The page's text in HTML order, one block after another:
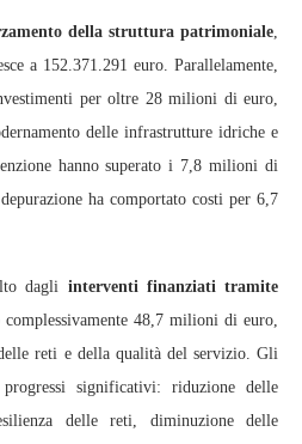
della struttura patrimoniale,
a 152.371.291 euro. Parallelamente,
per oltre 28 milioni di euro,
delle infrastrutture idriche e
hanno superato i 7,8 milioni di
ha comportato costi per 6,7
dagli interventi finanziati tramite
complessivamente 48,7 milioni di euro,
reti e della qualità del servizio. Gli
significativi: riduzione delle
delle reti, diminuzione delle